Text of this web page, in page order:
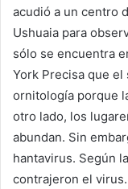
acudió a un centro
Ushuaia para
sólo se encuentra
York Precisa que
ornitología porque
otro lado, los
abundan. Sin
hantavirus. Según
contrajeron el virus.